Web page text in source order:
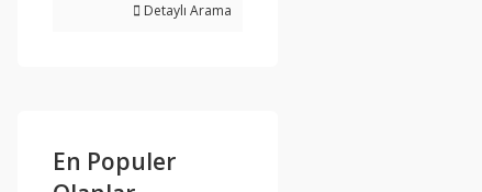
Detaylı Arama
En Populer